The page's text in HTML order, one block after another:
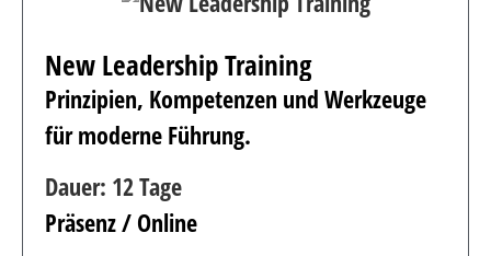
New Leadership Training
Prinzipien, Kompetenzen und Werkzeuge
für moderne Führung.
Dauer: 12 Tage
Präsenz / Online